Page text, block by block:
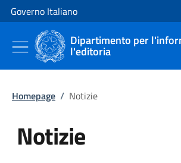
Vai al contenuto
Vai alla navigazione del sito
Governo Italiano
Dipartimento per
l'editoria
Homepage / Notizie
Notizie